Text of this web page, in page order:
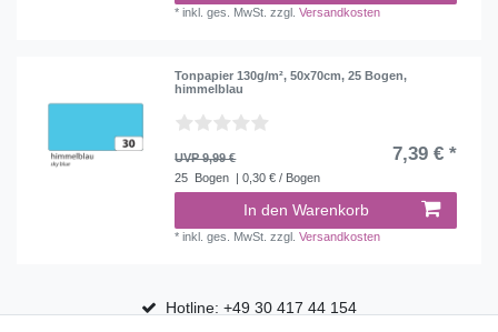
*inkl. ges. MwSt. zzgl.Versandkosten
Tonpapier 130g/m², 50x70cm, 25 Bogen,
himmelblau
UVP 9,99 € 7,39 € *
25 Bogen | 0,30 € / Bogen
In den Warenkorb
*inkl. ges. MwSt. zzgl.Versandkosten
Hotline: +49 30 417 44 154